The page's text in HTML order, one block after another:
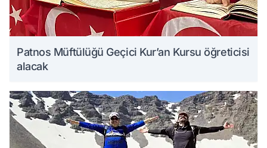
Patnos Müftülüğü Geçici Kur’an Kursu öğreticisi
alacak